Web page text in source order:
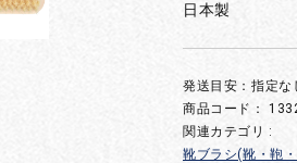
日本製
発送目安：指定な
商品コード：
関連カテゴリ :
靴ブラシ(靴・鞄